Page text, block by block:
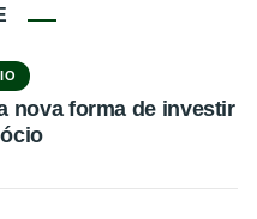
nova forma de investir